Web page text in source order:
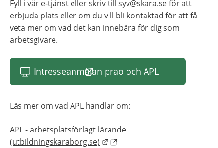
Fyll i vår e-tjänst eller skriv till syv@skara.se för att
erbjuda plats eller om du vill bli kontaktad för att få
veta mer om vad det kan innebära för dig som
arbetsgivare.
Intresseanmälan prao och APL
(länk till annan webbplats)
Läs mer om vad APL handlar om:
APL - arbetsplatsförlagt lärande
(utbildningskaraborg.se)
Länk till annan webbplats.